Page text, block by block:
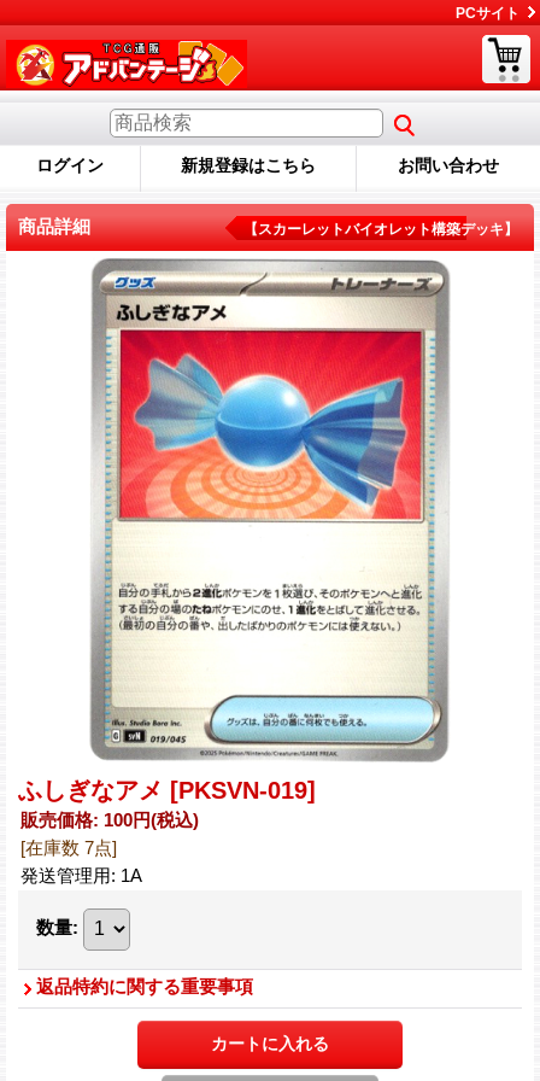
PCサイト
ログイン 新規登録はこちら お問い合わせ
商品詳細 【スカーレットバイオレット構築デッキ】
ふしぎなアメ [PKSVN-019]
販売価格: 100円(税込)
[在庫数 7点]
発送管理用: 1A
数量:
返品特約に関する重要事項